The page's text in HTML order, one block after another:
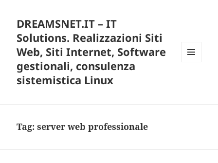
DREAMSNET.IT – IT
Solutions. Realizzazioni Siti
Web, Siti Internet, Software
gestionali, consulenza
sistemistica Linux
Tag:server web professionale